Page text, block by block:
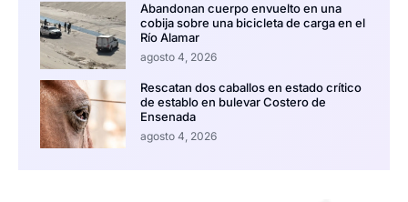
Abandonan cuerpo envuelto en una
cobija sobre una bicicleta de carga en el
Río Alamar
agosto 4, 2026
Rescatan dos caballos en estado crítico
de establo en bulevar Costero de
Ensenada
agosto 4, 2026